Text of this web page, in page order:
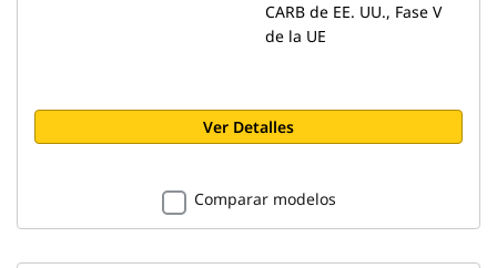
CARB de EE. UU., Fase V
de la UE
Ver Detalles
Comparar modelos